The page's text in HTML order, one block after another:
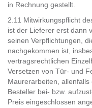
in Rechnung gestellt.
2.11 Mitwirkungspflicht
ist der Lieferer erst dann
seinen Verpflichtungen,
nachgekommen ist,
vertragsrechtlichen
Versetzen von Tür- und
Maurerarbeiten,
Besteller bei- bzw.
Preis eingeschlossen